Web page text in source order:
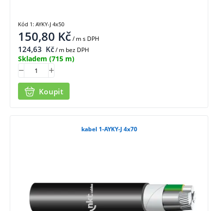
150,80 Kč/ ms DPH
124,63 Kč/ m bez DPH
Skladem (715 m)
Koupit
Kód 1: AYKY-J 4x50
kabel 1-AYKY-J 4x70